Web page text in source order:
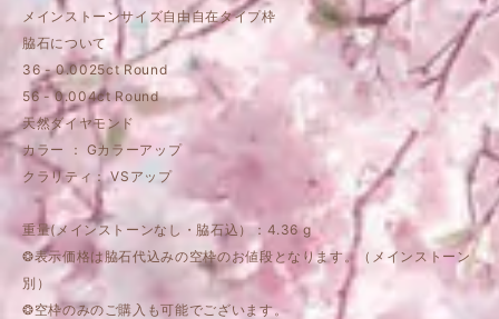
メインストーンサイズ自由自在タイプ枠
脇石について
36 - 0.0025ct Round
56 - 0.004ct Round
天然ダイヤモンド
カラー ： Gカラーアップ
クラリティ： VSアップ
重量(メインストーンなし・脇石込）：4.36 g
❂表示価格は脇石代込みの空枠のお値段となります。（メインストーン
別）
❂空枠のみのご購入も可能でございます。